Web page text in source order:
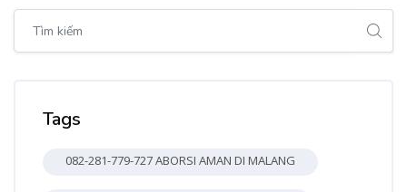
Tags
082-281-779-727 ABORSI AMAN DI MALANG